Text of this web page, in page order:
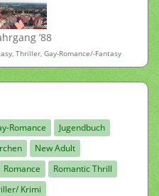
’88
Thriller, Gay-Romance/-Fantasy
Romance
Jugendbuch
New Adult
Romance
Romantic Thrill
Krimi